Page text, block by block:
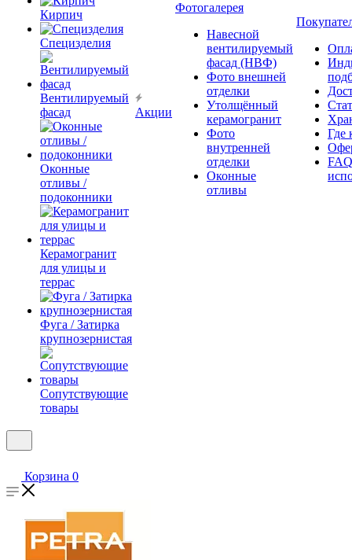
Кирпич
Специзделия
Вентилируемый
фасад
Оконные
отливы /
подоконники
Керамогранит
для улицы и
террас
Фуга / Затирка
крупнозернистая
Сопутствующие
товары
Акции
Фотогалерея
Навесной
вентилируемый
фасад (НВФ)
Фото внешней
отделки
Утолщённый
керамогранит
Фото
внутренней
отделки
Оконные
отливы
Где
Корзина 0